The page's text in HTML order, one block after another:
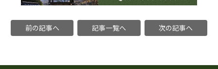
前の記事へ 記事一覧へ 次の記事へ